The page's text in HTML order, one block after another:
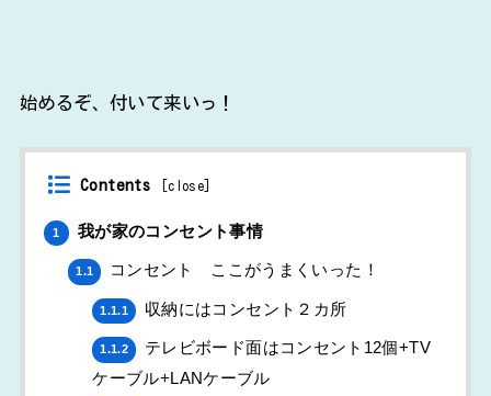
始めるぞ、付いて来いっ！
Contents close
1 我が家のコンセント事情
1.1 コンセント ここがうまくいった！
1.1.1 収納にはコンセント２カ所
1.1.2
テレビボード面はコンセント12個+TV
ケーブル+LANケーブル